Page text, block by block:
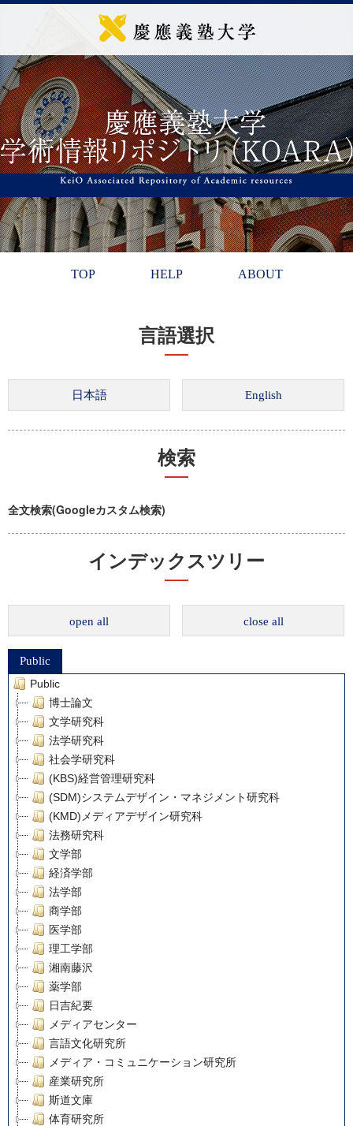
TOP HELP ABOUT
言語選択
検索
全文検索(Googleカスタム検索)
インデックスツリー
open all close all
Public
Public
博士論文
文学研究科
法学研究科
社会学研究科
(KBS)経営管理研究科
(SDM)システムデザイン・マネジメント研究科
(KMD)メディアデザイン研究科
法務研究科
文学部
経済学部
法学部
商学部
医学部
理工学部
湘南藤沢
薬学部
日吉紀要
メディアセンター
言語文化研究所
メディア・コミュニケーション研究所
産業研究所
斯道文庫
体育研究所